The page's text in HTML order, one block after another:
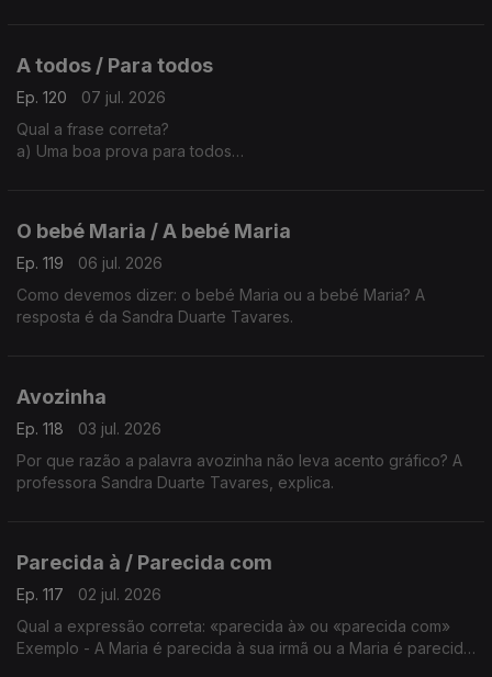
A todos / Para todos
Ep. 120
07 jul. 2026
Qual a frase correta?
a) Uma boa prova para todos
O bebé Maria / A bebé Maria
Ep. 119
06 jul. 2026
Como devemos dizer: o bebé Maria ou a bebé Maria? A
resposta é da Sandra Duarte Tavares.
Avozinha
Ep. 118
03 jul. 2026
Por que razão a palavra avozinha não leva acento gráfico? A
professora Sandra Duarte Tavares, explica.
Parecida à / Parecida com
Ep. 117
02 jul. 2026
Qual a expressão correta: «parecida à» ou «parecida com»
Exemplo - A Maria é parecida à sua irmã ou a Maria é parecida